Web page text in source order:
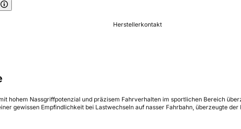
Herstellerkontakt
hohem Nassgriffpotenzial und präzisem Fahrverhalten im sportlichen Bereich
gewissen Empfindlichkeit bei Lastwechseln auf nasser Fahrbahn, überzeugte